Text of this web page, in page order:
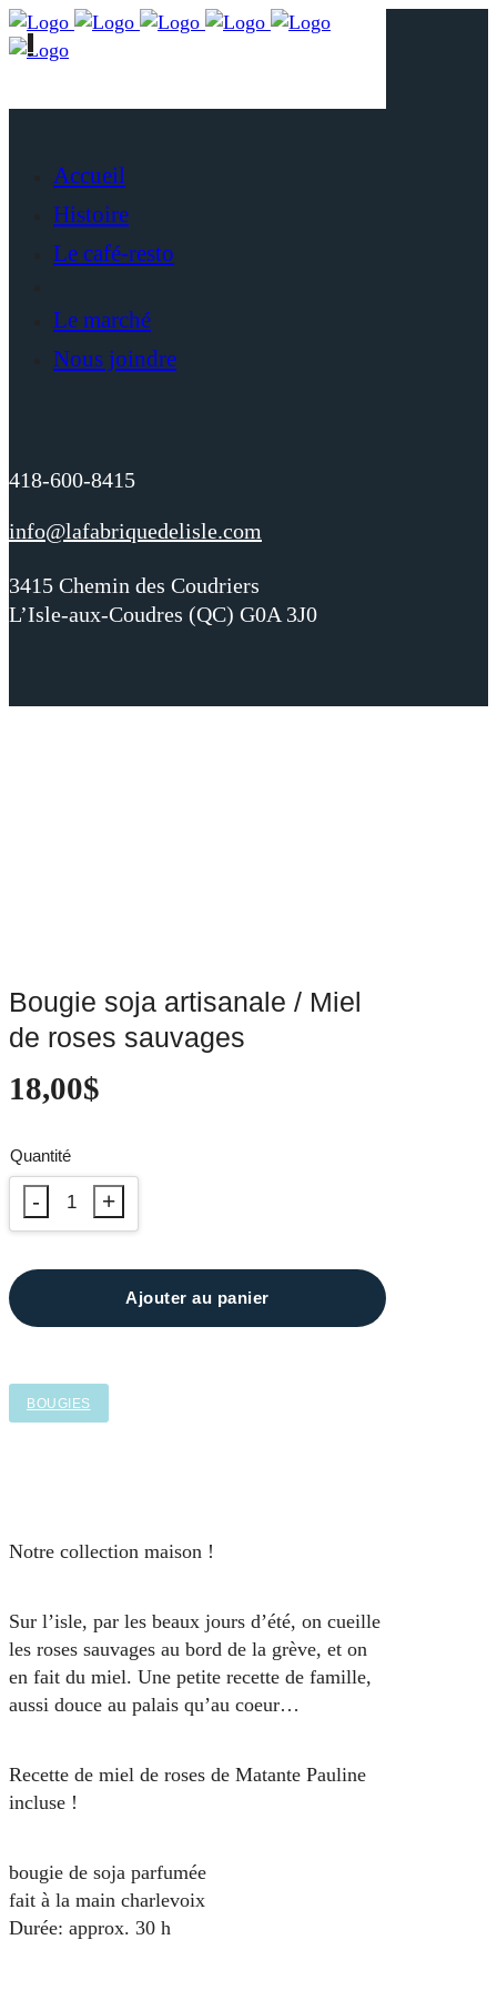
Accueil
Histoire
Le café-resto
Le marché
Nous joindre
418-600-8415
info@lafabriquedelisle.com
3415 Chemin des Coudriers
L’Isle-aux-Coudres (QC) G0A 3J0
Bougie soja artisanale / Miel
de roses sauvages
18,00$
Ajouter au panier
BOUGIES
Notre collection maison !
Sur l’isle, par les beaux jours d’été, on cueille
les roses sauvages au bord de la grève, et on
en fait du miel. Une petite recette de famille,
aussi douce au palais qu’au coeur…
Recette de miel de roses de Matante Pauline
incluse !
bougie de soja parfumée
fait à la main charlevoix
Durée: approx. 30 h